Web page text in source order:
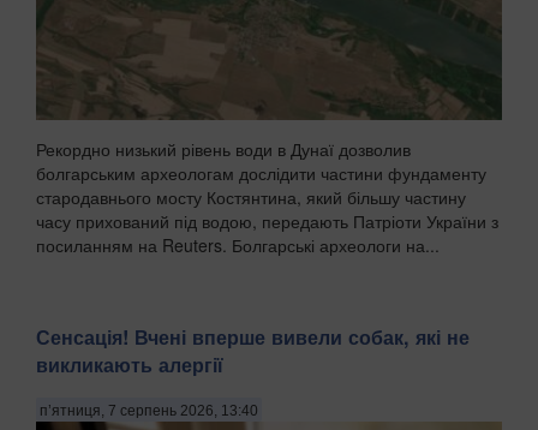
Рекордно низький рівень води в Дунаї дозволив
болгарським археологам дослідити частини фундаменту
стародавнього мосту Костянтина, який більшу частину
часу прихований під водою, передають Патріоти України з
посиланням на Reuters. Болгарські археологи на...
Сенсація! Вчені вперше вивели собак, які не
викликають алергії
п’ятниця, 7 серпень 2026, 13:40